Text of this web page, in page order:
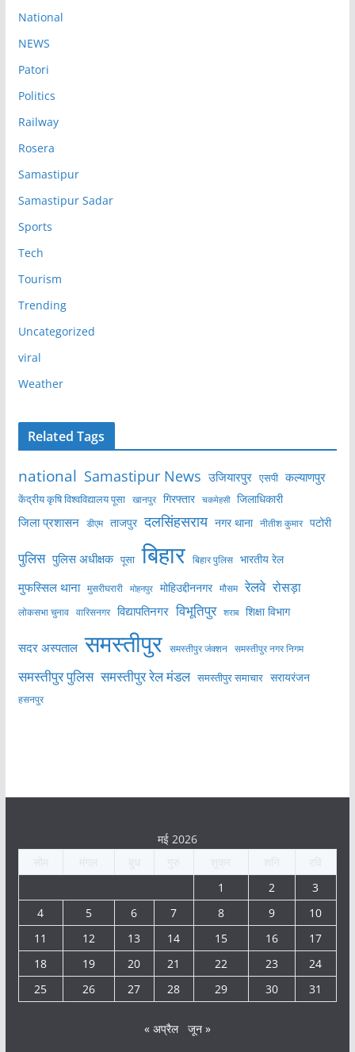
National
NEWS
Patori
Politics
Railway
Rosera
Samastipur
Samastipur Sadar
Sports
Tech
Tourism
Trending
Uncategorized
viral
Weather
Related Tags
national Samastipur News उजियारपुर एसपी कल्याणपुर
केंद्रीय कृषि विश्वविद्यालय पूसा खानपुर गिरफ्तार चकमेहसी जिलाधिकारी
जिला प्रशासन डीएम ताजपुर दलसिंहसराय नगर थाना नीतीश कुमार पटोरी
पुलिस पुलिस अधीक्षक पूसा बिहार बिहार पुलिस भारतीय रेल
मुफस्सिल थाना मुसरीघरारी मोहनपुर मोहिउद्दीननगर मौसम रेलवे रोसड़ा
लोकसभा चुनाव वारिसनगर विद्यापतिनगर विभूतिपुर शराब शिक्षा विभाग
सदर अस्पताल समस्तीपुर समस्तीपुर जंक्शन समस्तीपुर नगर निगम
समस्तीपुर पुलिस समस्तीपुर रेल मंडल समस्तीपुर समाचार सरायरंजन
हसनपुर
मई 2026
1
2
3
4
5 6 7 8 9
10
11
12 13 14 15 16
17
18
19 20 21 22 23
24
25
26 27 28 29 30 31
« अप्रैल जून »